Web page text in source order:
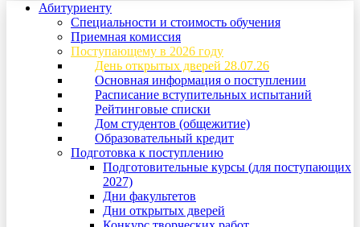
Абитуриенту
Специальности и стоимость обучения
Приемная комиссия
Поступающему в 2026 году
День открытых дверей 28.07.26
Основная информация о поступлении
Расписание вступительных испытаний
Рейтинговые списки
Дом студентов (общежитие)
Образовательный кредит
Подготовка к поступлению
Подготовительные курсы (для поступающих
2027)
Дни факультетов
Дни открытых дверей